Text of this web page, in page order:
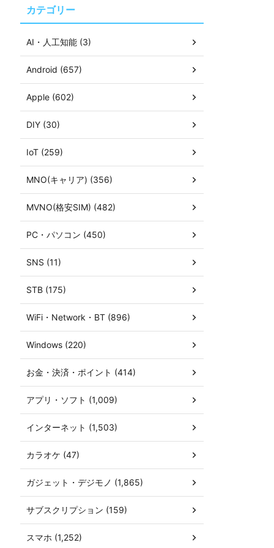
カテゴリー
AI・人工知能 (3)
Android (657)
Apple (602)
DIY (30)
IoT (259)
MNO(キャリア) (356)
MVNO(格安SIM) (482)
PC・パソコン (450)
SNS (11)
STB (175)
WiFi・Network・BT (896)
Windows (220)
お金・決済・ポイント (414)
アプリ・ソフト (1,009)
インターネット (1,503)
カラオケ (47)
ガジェット・デジモノ (1,865)
サブスクリプション (159)
スマホ (1,252)